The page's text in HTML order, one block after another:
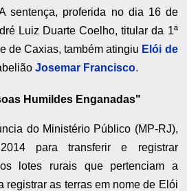
sentença, proferida no dia 16 de
Luiz Duarte Coelho, titular da 1ª
de Caxias, também atingiu Elói de
Josemar Francisco.
Humildes Enganadas"
do Ministério Público (MP-RJ),
para transferir e registrar
lotes rurais que pertenciam a
registrar as terras em nome de Elói